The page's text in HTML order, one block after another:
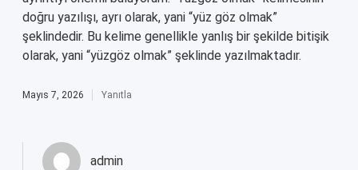
doğru yazılışı, ayrı olarak, yani “yüz göz olmak”
şeklindedir. Bu kelime genellikle yanlış bir şekilde bitişik
olarak, yani “yüzgöz olmak” şeklinde yazılmaktadır.
Mayıs 7, 2026 Yanıtla
admin